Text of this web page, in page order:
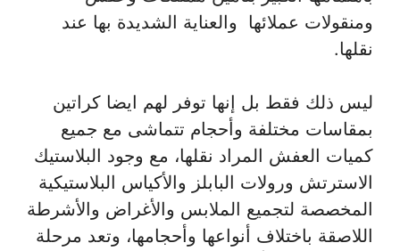
ومنقولات عملائها والعناية الشديدة بها عند
نقلها.
ليس ذلك فقط بل إنها توفر لهم ايضا كراتين
بمقاسات مختلفة وأحجام تتماشى مع جميع
كميات العفش المراد نقلها، مع وجود البلاستيك
الاسترتش ورولات البابلز والأكياس البلاستيكية
المخصصة لتجميع الملابس والأغراض والأشرطة
اللاصقة باختلاف أنواعها وأحجامها، وتعد مرحلة